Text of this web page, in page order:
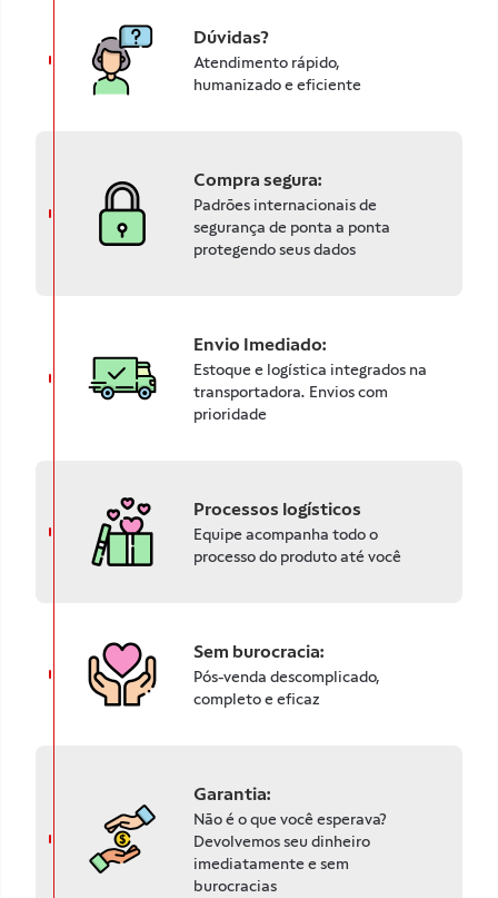
Dúvidas?
Atendimento rápido,
humanizado e eficiente
Compra segura:
Padrões internacionais de
segurança de ponta a ponta
protegendo seus dados
Envio Imediado:
Estoque e logística integrados na
transportadora. Envios com
prioridade
Processos logísticos
Equipe acompanha todo o
processo do produto até você
Sem burocracia:
Pós-venda descomplicado,
completo e eficaz
Garantia:
Não é o que você esperava?
Devolvemos seu dinheiro
imediatamente e sem
burocracias